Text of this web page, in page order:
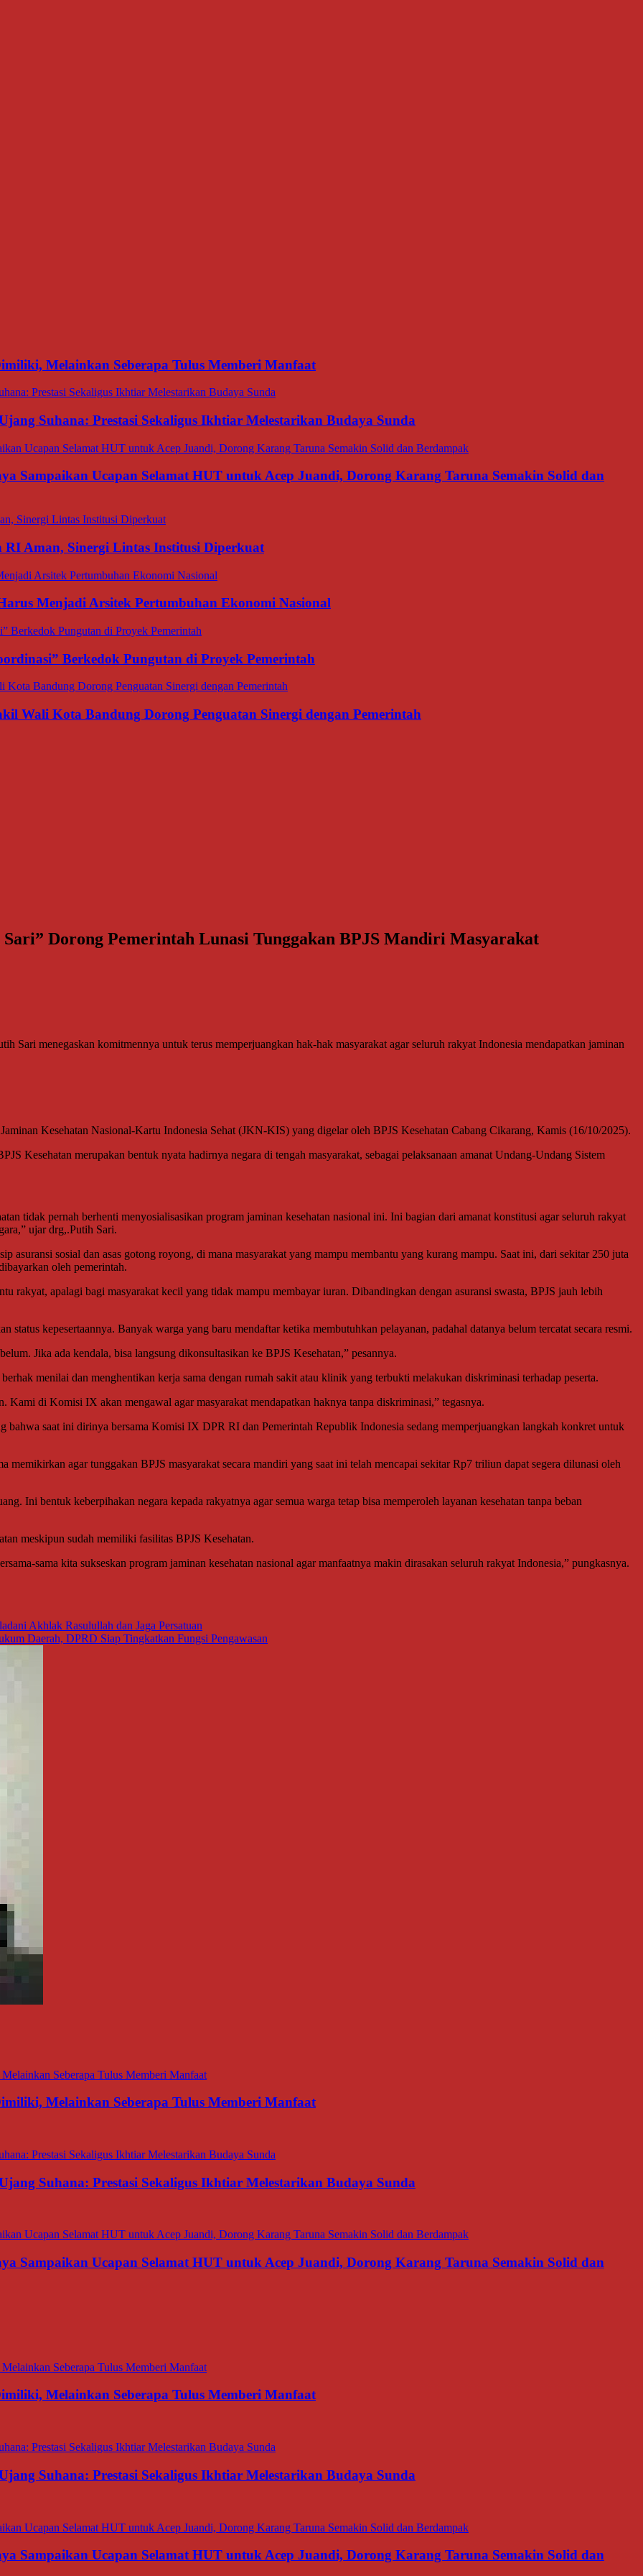
Melainkan Seberapa Tulus Memberi Manfaat
Suhana: Prestasi Sekaligus Ikhtiar Melestarikan Budaya Sunda
Sampaikan Ucapan Selamat HUT untuk Acep Juandi, Dorong Karang Taruna Semakin Solid dan
Aman, Sinergi Lintas Institusi Diperkuat
Menjadi Arsitek Pertumbuhan Ekonomi Nasional
Berkedok Pungutan di Proyek Pemerintah
Wali Kota Bandung Dorong Penguatan Sinergi dengan Pemerintah
Dorong Pemerintah Lunasi Tunggakan BPJS Mandiri Masyarakat
menegaskan komitmennya untuk terus memperjuangkan hak-hak masyarakat agar seluruh rakyat Indonesia mendapatkan jaminan
Kesehatan Nasional-Kartu Indonesia Sehat (JKN-KIS) yang digelar oleh BPJS Kesehatan Cabang Cikarang, Kamis (16/10/2025).
Kesehatan merupakan bentuk nyata hadirnya negara di tengah masyarakat, sebagai pelaksanaan amanat Undang-Undang Sistem
tidak pernah berhenti menyosialisasikan program jaminan kesehatan nasional ini. Ini bagian dari amanat konstitusi agar seluruh rakyat
ujar drg,.Putih Sari.
asuransi sosial dan asas gotong royong, di mana masyarakat yang mampu membantu yang kurang mampu. Saat ini, dari sekitar 250 juta
oleh pemerintah.
rakyat, apalagi bagi masyarakat kecil yang tidak mampu membayar iuran. Dibandingkan dengan asuransi swasta, BPJS jauh lebih
status kepesertaannya. Banyak warga yang baru mendaftar ketika membutuhkan pelayanan, padahal datanya belum tercatat secara resmi.
Jika ada kendala, bisa langsung dikonsultasikan ke BPJS Kesehatan,” pesannya.
menilai dan menghentikan kerja sama dengan rumah sakit atau klinik yang terbukti melakukan diskriminasi terhadap peserta.
Kami di Komisi IX akan mengawal agar masyarakat mendapatkan haknya tanpa diskriminasi,” tegasnya.
bahwa saat ini dirinya bersama Komisi IX DPR RI dan Pemerintah Republik Indonesia sedang memperjuangkan langkah konkret untuk
memikirkan agar tunggakan BPJS masyarakat secara mandiri yang saat ini telah mencapai sekitar Rp7 triliun dapat segera dilunasi oleh
Ini bentuk keberpihakan negara kepada rakyatnya agar semua warga tetap bisa memperoleh layanan kesehatan tanpa beban
meskipun sudah memiliki fasilitas BPJS Kesehatan.
sama kita sukseskan program jaminan kesehatan nasional agar manfaatnya makin dirasakan seluruh rakyat Indonesia,” pungkasnya.
Akhlak Rasulullah dan Jaga Persatuan
Daerah, DPRD Siap Tingkatkan Fungsi Pengawasan
Melainkan Seberapa Tulus Memberi Manfaat
Suhana: Prestasi Sekaligus Ikhtiar Melestarikan Budaya Sunda
Sampaikan Ucapan Selamat HUT untuk Acep Juandi, Dorong Karang Taruna Semakin Solid dan
Melainkan Seberapa Tulus Memberi Manfaat
Suhana: Prestasi Sekaligus Ikhtiar Melestarikan Budaya Sunda
Sampaikan Ucapan Selamat HUT untuk Acep Juandi, Dorong Karang Taruna Semakin Solid dan